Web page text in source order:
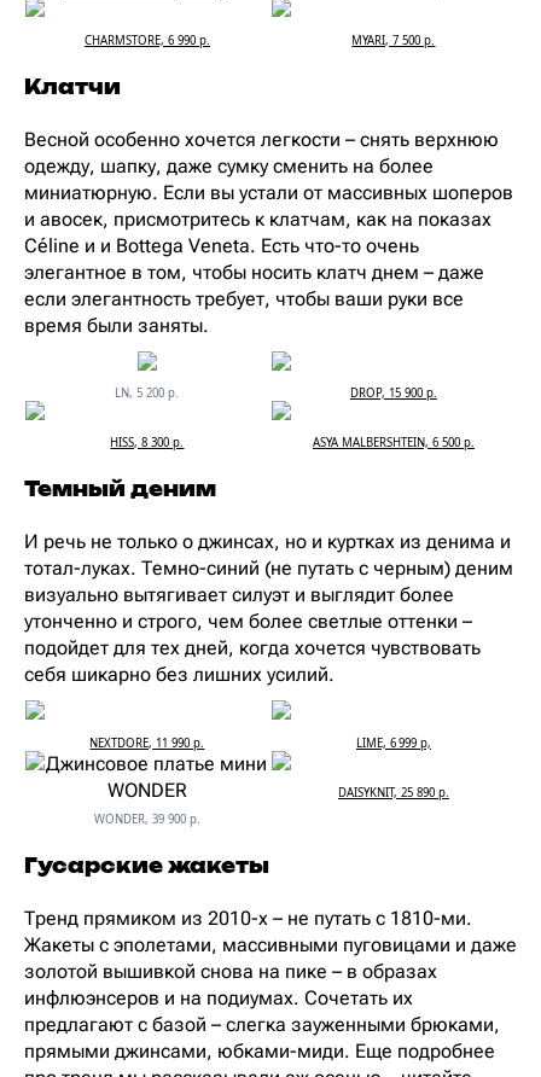
CHARMSTORE, 6 990 р. MYARI, 7 500 р.
Клатчи
Весной особенно хочется легкости – снять верхнюю
одежду, шапку, даже сумку сменить на более
миниатюрную. Если вы устали от массивных шоперов
и авосек, присмотритесь к клатчам, как на показах
Céline и и Bottega Veneta. Есть что-то очень
элегантное в том, чтобы носить клатч днем – даже
если элегантность требует, чтобы ваши руки все
время были заняты.
LN, 5 200 р. DROP, 15 900 р.
HISS, 8 300 р. ASYA MALBERSHTEIN, 6 500 р.
Темный деним
И речь не только о джинсах, но и куртках из денима и
тотал-луках. Темно-синий (не путать с черным) деним
визуально вытягивает силуэт и выглядит более
утонченно и строго, чем более светлые оттенки –
подойдет для тех дней, когда хочется чувствовать
себя шикарно без лишних усилий.
NEXTDORE, 11 990 р. LIME, 6 999 р,
WONDER, 39 900 р.
DAISYKNIT, 25 890 р.
Гусарские жакеты
Тренд прямиком из 2010-х – не путать с 1810-ми.
Жакеты с эполетами, массивными пуговицами и даже
золотой вышивкой снова на пике – в образах
инфлюэнсеров и на подиумах. Сочетать их
предлагают с базой – слегка зауженными брюками,
прямыми джинсами, юбками-миди. Еще подробнее